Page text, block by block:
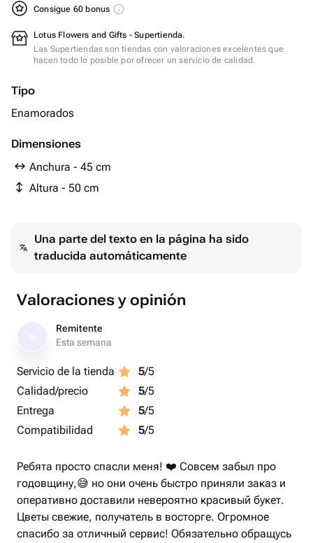
Consigue 60 bonus
Lotus Flowers and Gifts - Supertienda.
Las Supertiendas son tiendas con valoraciones excelentes que
hacen todo lo posible por ofrecer un servicio de calidad.
Tipo
Enamorados
Dimensiones
Anchura - 45 cm
Altura - 50 cm
Una parte del texto en la página ha sido
traducida automáticamente
Valoraciones y opinión
Remitente
Esta semana
Servicio de la tienda 5/5
Calidad/precio
5/5
Entrega
5/5
Compatibilidad
5/5
Ребята просто спасли меня! ❤️ Совсем забыл про
годовщину,😅 но они очень быстро приняли заказ и
оперативно доставили невероятно красивый букет.
Цветы свежие, получатель в восторге. Огромное
спасибо за отличный сервис! Обязательно обращусь